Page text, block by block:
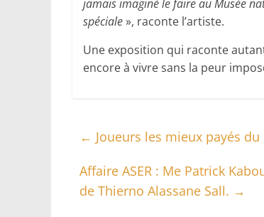
jamais imaginé le faire au Musée
spéciale», raconte l’artiste.
Une exposition qui raconte
encore à vivre sans la peur
← Joueurs les mieux payés
Affaire ASER : Me Patrick
de Thierno Alassane Sall. →